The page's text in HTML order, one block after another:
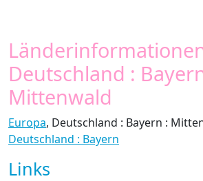
Deutschland :
Mittenwald
Europa, Deutschland : Bayern :
Deutschland : Bayern
Links